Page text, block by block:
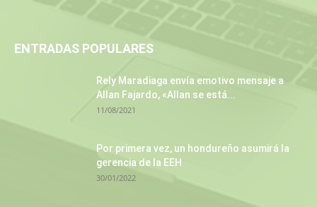
ENTRADAS POPULARES
Rely Maradiaga envía emotivo mensaje a
Allan Fajardo, «Allan se está...
11/08/2021
Por primera vez, un hondureño asumirá la
gerencia de la EEH
30/01/2022